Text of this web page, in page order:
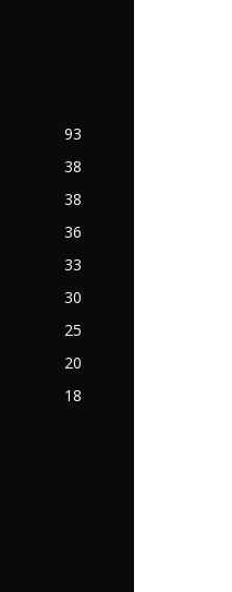
93
38
38
36
33
30
25
20
18